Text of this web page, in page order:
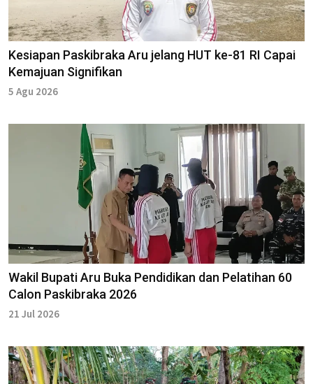
Kesiapan Paskibraka Aru jelang HUT ke-81 RI Capai
Kemajuan Signifikan
5 Agu 2026
Wakil Bupati Aru Buka Pendidikan dan Pelatihan 60
Calon Paskibraka 2026
21 Jul 2026